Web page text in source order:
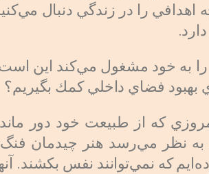
اهدافي را در زندگي دنبال
به خود مشغول مي‌كند اين
بهبود فضاي داخلي كمك بگيريم؟
كه از طبيعت خود دور
نظر مي‌رسد هنر چيدمان
كه نمي‌توانند نفس بكشند.